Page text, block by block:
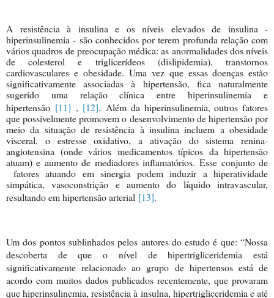
A resistência à insulina e os níveis elevados de insulina -
hiperinsulinemia - são conhecidos por terem profunda relação com
vários quadros de preocupação médica: as anormalidades dos níveis
de colesterol e triglicerídeos (dislipidemia), transtornos
cardiovasculares e obesidade. Uma vez que essas doenças estão
significativamente associadas à hipertensão, fica naturalmente
sugerido uma relação clínica entre hiperinsulinemia e
hipertensão [11] , [12]. Além da hiperinsulinemia, outros fatores
que possivelmente promovem o desenvolvimento de hipertensão por
meio da situação de resistência à insulina incluem a obesidade
visceral, o estresse oxidativo, a ativação do sistema renina-
angiotensina (onde vários medicamentos típicos da hipertensão
atuam) e aumento de mediadores inflamatórios. Esse conjunto de
fatores atuando em sinergia podem induzir a hiperatividade
simpática, vasoconstrição e aumento do líquido intravascular,
resultando em hipertensão arterial [13].
Um dos pontos sublinhados pelos autores do estudo é que: “Nossa
descoberta de que o nível de hipertrigliceridemia está
significativamente relacionado ao grupo de hipertensos está de
acordo com muitos dados publicados recentemente, que provaram
que hiperinsulinemia, resistência à insulna, hipertrigliceridemia e até